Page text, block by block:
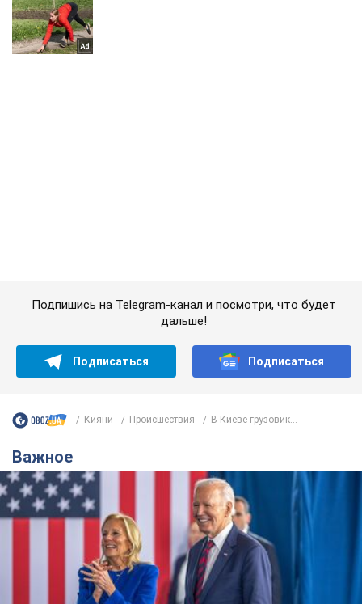
назвала первый симптом, который
сигнализировал о его "агрессивном" раке
Сначала врачи не обратили на это должного внимания
12,7 т.
Ее убила Россия: умерла 13-летняя
девочка, раненая в результате